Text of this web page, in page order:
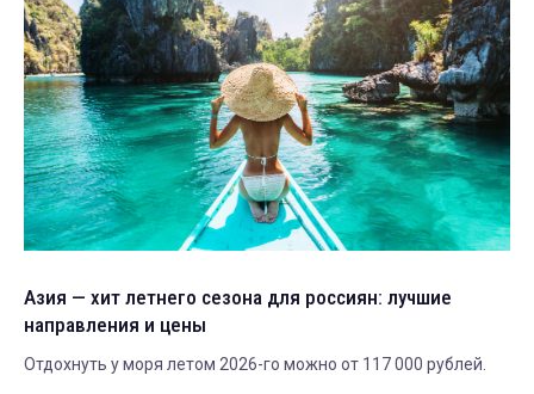
Азия — хит летнего сезона для россиян: лучшие
направления и цены
Отдохнуть у моря летом 2026-го можно от 117 000 рублей.